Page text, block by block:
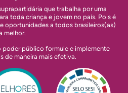
que trabalha por uma
toda criança e jovem no país. Pois é
oportunidades a todos brasileiros(as)
melhor.
poder público formule e implemente
de maneira mais efetiva.